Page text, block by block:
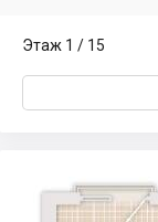
Этаж 1 / 15